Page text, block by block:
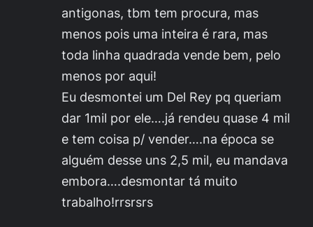
antigonas, tbm tem procura, mas
menos pois uma inteira é rara, mas
toda linha quadrada vende bem, pelo
menos por aqui!
Eu desmontei um Del Rey pq queriam
dar 1mil por ele….já rendeu quase 4 mil
e tem coisa p/ vender….na época se
alguém desse uns 2,5 mil, eu mandava
embora….desmontar tá muito
trabalho!rrsrsrs